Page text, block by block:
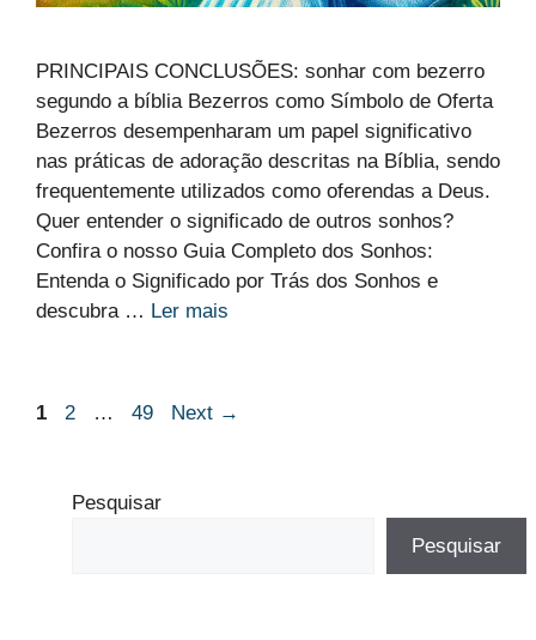
PRINCIPAIS CONCLUSÕES: sonhar com bezerro
segundo a bíblia Bezerros como Símbolo de Oferta
Bezerros desempenharam um papel significativo
nas práticas de adoração descritas na Bíblia, sendo
frequentemente utilizados como oferendas a Deus.
Quer entender o significado de outros sonhos?
Confira o nosso Guia Completo dos Sonhos:
Entenda o Significado por Trás dos Sonhos e
descubra … Ler mais
Page
1 Page
2 … Page
49 Next →
Pesquisar
Pesquisar